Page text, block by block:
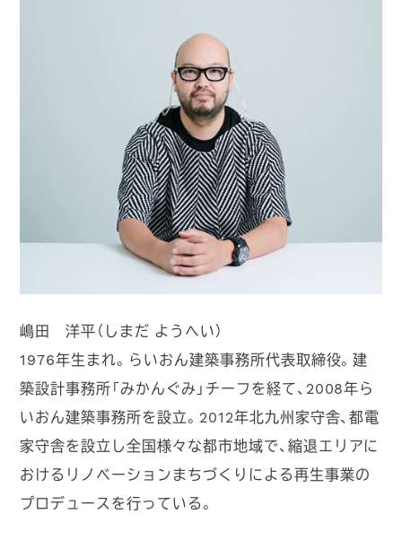
嶋田 洋平（しまだ ようへい）
1976年生まれ。らいおん建築事務所代表取締役。建
築設計事務所「みかんぐみ」チーフを経て、2008年ら
いおん建築事務所を設立。2012年北九州家守舎、都電
家守舎を設立し全国様々な都市地域で、縮退エリアに
おけるリノベーションまちづくりによる再生事業の
プロデュースを行っている。